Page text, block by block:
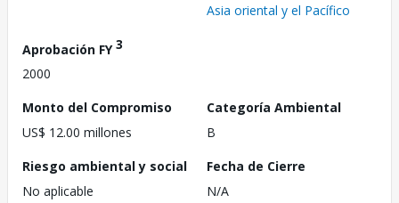
Asia oriental y el Pacífico
Aprobación FY3
2000
Monto del Compromiso
US$ 12.00 millones
Categoría Ambiental
B
Riesgo ambiental y social
No aplicable
Fecha de Cierre
N/A